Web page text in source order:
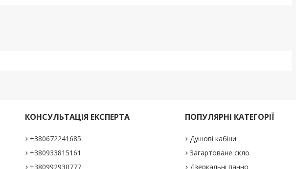
КОНСУЛЬТАЦІЯ ЕКСПЕРТА
+380672241685
+380933815161
+380992930777
ПОПУЛЯРНІ КАТЕГОРІЇ
Душові кабіни
Загартоване скло
Дзеркальні панно